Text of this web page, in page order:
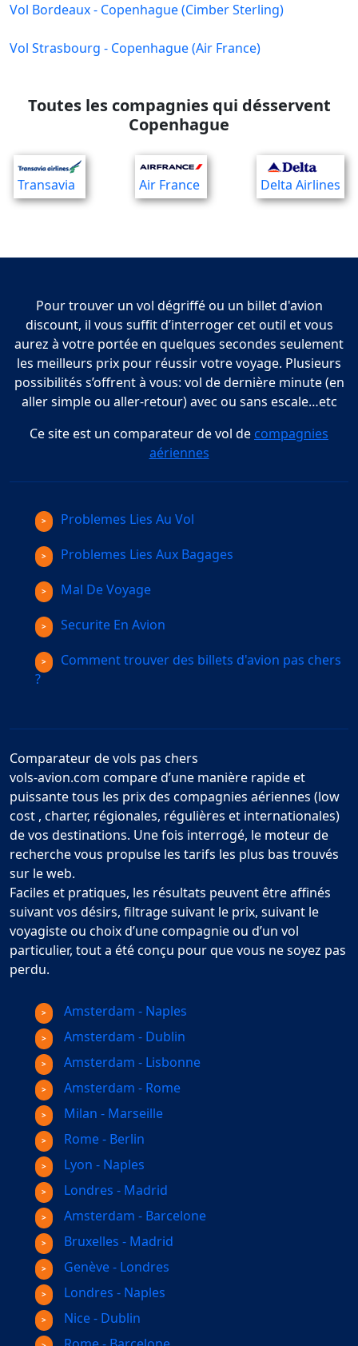
Vol Bordeaux - Copenhague (Cimber Sterling)
Vol Strasbourg - Copenhague (Air France)
Toutes les compagnies qui désservent
Copenhague
Transavia Air France Delta Airlines
Pour trouver un vol dégriffé ou un billet d'avion
discount, il vous suffit d’interroger cet outil et vous
aurez à votre portée en quelques secondes seulement
les meilleurs prix pour réussir votre voyage. Plusieurs
possibilités s’offrent à vous: vol de dernière minute (en
aller simple ou aller-retour) avec ou sans escale…etc
Ce site est un comparateur de vol de compagnies
aériennes
Problemes Lies Au Vol
Problemes Lies Aux Bagages
Mal De Voyage
Securite En Avion
Comment trouver des billets d'avion pas chers
?
Comparateur de vols pas chers
vols-avion.com compare d’une manière rapide et
puissante tous les prix des compagnies aériennes (low
cost , charter, régionales, régulières et internationales)
de vos destinations. Une fois interrogé, le moteur de
recherche vous propulse les tarifs les plus bas trouvés
sur le web.
Faciles et pratiques, les résultats peuvent être affinés
suivant vos désirs, filtrage suivant le prix, suivant le
voyagiste ou choix d’une compagnie ou d’un vol
particulier, tout a été conçu pour que vous ne soyez pas
perdu.
Amsterdam - Naples
Amsterdam - Dublin
Amsterdam - Lisbonne
Amsterdam - Rome
Milan - Marseille
Rome - Berlin
Lyon - Naples
Londres - Madrid
Amsterdam - Barcelone
Bruxelles - Madrid
Genève - Londres
Londres - Naples
Nice - Dublin